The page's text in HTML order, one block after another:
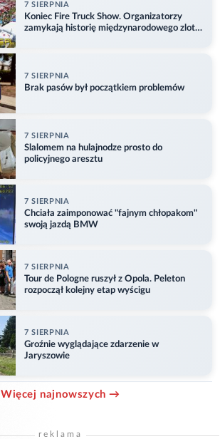
7 SIERPNIA
Koniec Fire Truck Show. Organizatorzy
zamykają historię międzynarodowego zlotu
7 SIERPNIA
Brak pasów był początkiem problemów
7 SIERPNIA
Slalomem na hulajnodze prosto do
policyjnego aresztu
7 SIERPNIA
Chciała zaimponować "fajnym chłopakom"
swoją jazdą BMW
7 SIERPNIA
Tour de Pologne ruszył z Opola. Peleton
rozpoczął kolejny etap wyścigu
7 SIERPNIA
Groźnie wyglądające zdarzenie w
Jaryszowie
Więcej najnowszych →
reklama